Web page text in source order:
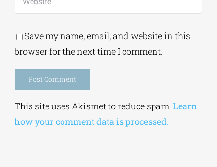
Save my name, email, and website in this
browser for the next time I comment.
Alternative:
This site uses Akismet to reduce spam.
how your comment data is processed.